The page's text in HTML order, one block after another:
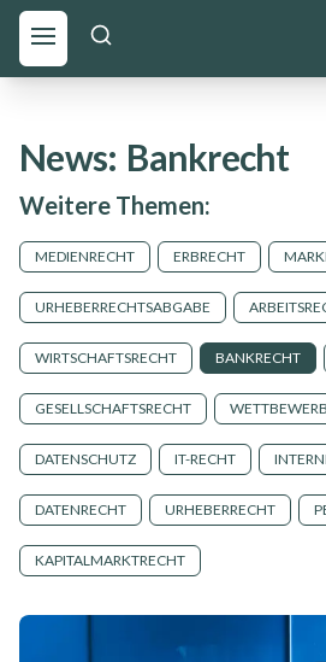
News: Bankrecht
Weitere Themen:
MEDIENRECHT ERBRECHT
URHEBERRECHTSABGABE
WIRTSCHAFTSRECHT BANKRECHT
GESELLSCHAFTSRECHT
DATENSCHUTZ IT-RECHT
DATENRECHT URHEBERRECHT
KAPITALMARKTRECHT